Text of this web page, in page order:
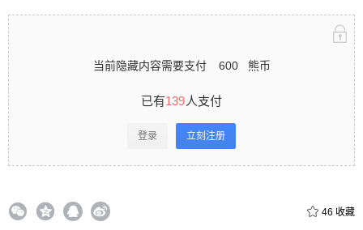
当前隐藏内容需要支付 600 熊币
已有139人支付
登录 立刻注册
46 收藏